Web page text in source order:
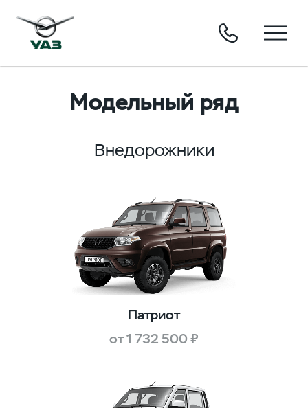
Модельный ряд
Внедорожники
Патриот
от 1 732 500 ₽